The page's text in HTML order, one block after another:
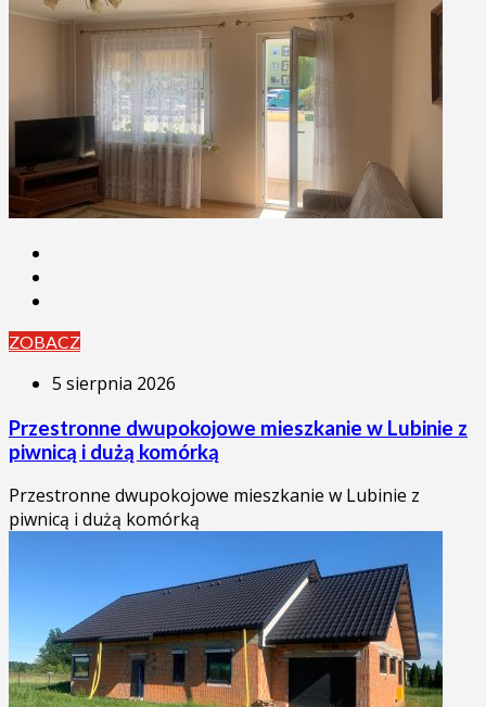
ZOBACZ
5 sierpnia 2026
Przestronne dwupokojowe mieszkanie w Lubinie z
piwnicą i dużą komórką
Przestronne dwupokojowe mieszkanie w Lubinie z
piwnicą i dużą komórką